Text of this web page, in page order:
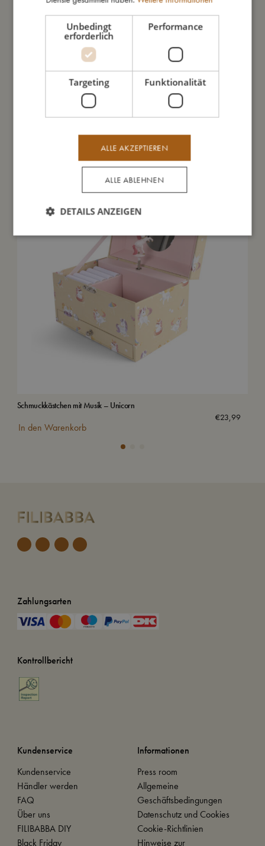
So kannst Du mich pflegen
Das könnte dir auch gefallen
Schmuckkästchen mit Musik – Unicorn
€23,99
In den Warenkorb
Zahlungsarten
Kontrollbericht
Kundenservice
Kundenservice
Händler werden
FAQ
Über uns
FILIBABBA DIY
Black Friday
Informationen
Press room
Allgemeine
Geschäftsbedingungen
Datenschutz und Cookies
Cookie-Richtlinien
Hinweise zur
Unbedingt
erforderlich
Performance
Targeting Funktionalität
ALLE AKZEPTIEREN
ALLE ABLEHNEN
DETAILS ANZEIGEN